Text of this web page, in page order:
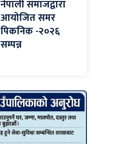
नेपाली समाजद्वारा
आयोजित समर
पिकनिक -२०२६
सम्पन्न